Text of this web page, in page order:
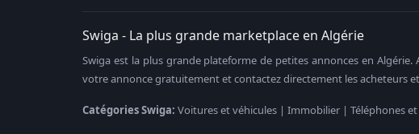
Swiga - La plus grande marketplace en Algérie
Swiga est la plus grande plateforme de petites annonces en
votre annonce gratuitement et contactez directement les acheteurs
Catégories Swiga: Voitures et véhicules | Immobilier | Téléphones